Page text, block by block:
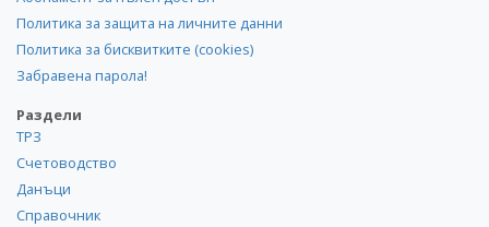
Политика за защита на личните данни
Политика за бисквитките (cookies)
Забравена парола!
Раздели
ТРЗ
Счетоводство
Данъци
Справочник